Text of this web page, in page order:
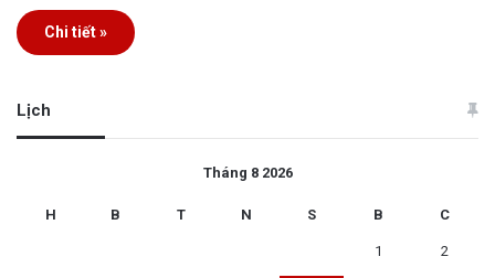
Chi tiết »
Lịch
Tháng 8 2026
H B T N S B C
1 2